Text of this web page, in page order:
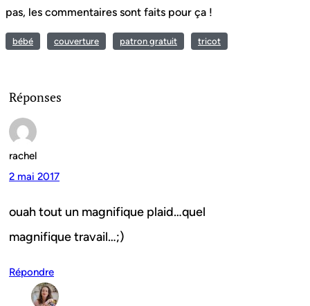
pas, les commentaires sont faits pour ça !
bébé couverture patron gratuit tricot
Réponses
rachel
2 mai 2017
ouah tout un magnifique plaid…quel
magnifique travail…;)
Répondre